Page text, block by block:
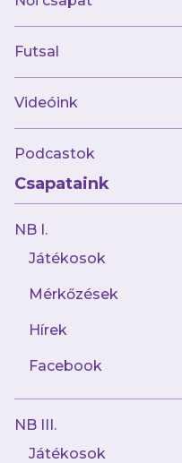
Futsal
Videóink
Podcastok
Csapataink
NB I.
Játékosok
Mérkőzések
Hírek
Facebook
NB III.
Játékosok
U7: Kármán Patrik